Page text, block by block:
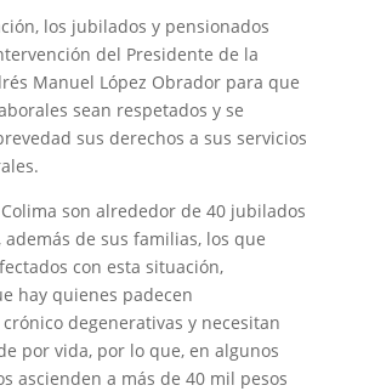
los jubilados y pensionados
del Presidente de la
Manuel López Obrador para que
sean respetados y se
sus derechos a sus servicios
son alrededor de 40 jubilados
además de sus familias, los que
con esta situación,
hay quienes padecen
degenerativas y necesitan
por vida, por lo que, en algunos
ascienden a más de 40 mil pesos